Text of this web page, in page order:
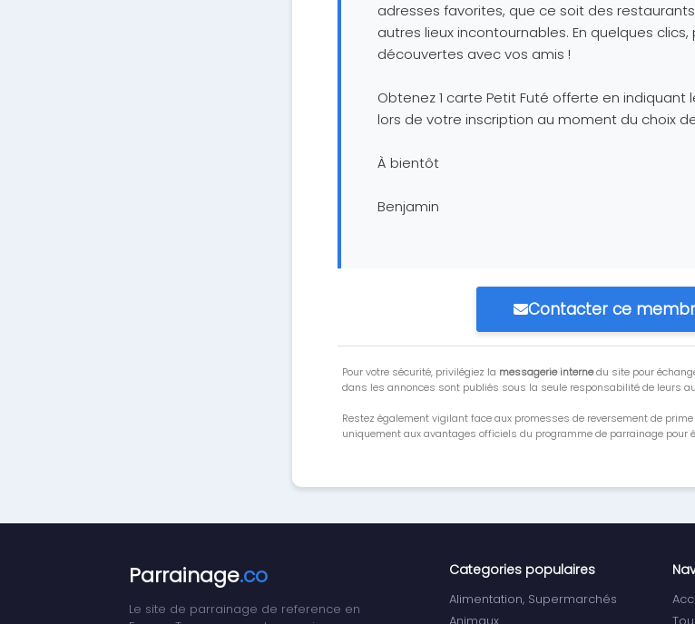
adresses favorites, que ce soit des
autres lieux incontournables. En quelques
découvertes avec vos amis !
Obtenez 1 carte Petit Futé offerte en indiquant
lors de votre inscription au moment du choix
À bientôt
Benjamin
Contacter ce
Pour votre sécurité, privilégiez la messagerie internedu site pour
dans les annonces sont publiés sous la seule responsabilité de leurs
Restez également vigilant face aux promesses de reversement de
uniquement aux avantages officiels du programme de parrainage pour
Parrainage.co
Le site de parrainage de reference en
Categories populaires
Alimentation, Supermarchés